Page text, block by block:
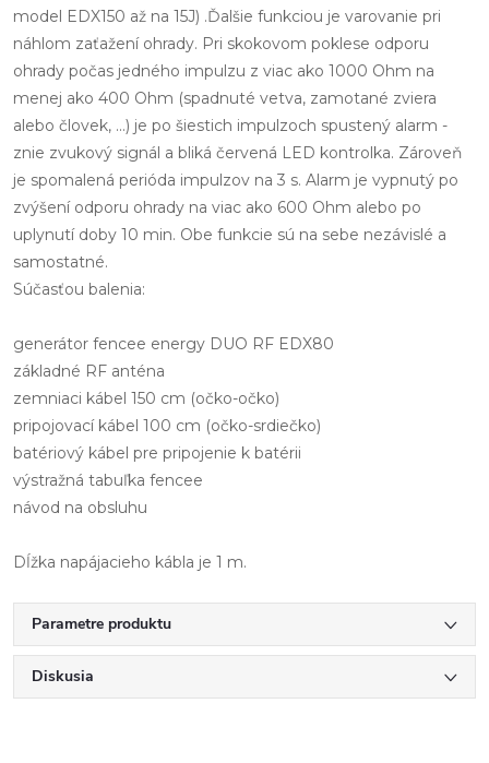
model EDX150 až na 15J) .Ďalšie funkciou je varovanie pri
náhlom zaťažení ohrady. Pri skokovom poklese odporu
ohrady počas jedného impulzu z viac ako 1000 Ohm na
menej ako 400 Ohm (spadnuté vetva, zamotané zviera
alebo človek, ...) je po šiestich impulzoch spustený alarm -
znie zvukový signál a bliká červená LED kontrolka. Zároveň
je spomalená perióda impulzov na 3 s. Alarm je vypnutý po
zvýšení odporu ohrady na viac ako 600 Ohm alebo po
uplynutí doby 10 min. Obe funkcie sú na sebe nezávislé a
samostatné.
Súčasťou balenia:
generátor fencee energy DUO RF EDX80
základné RF anténa
zemniaci kábel 150 cm (očko-očko)
pripojovací kábel 100 cm (očko-srdiečko)
batériový kábel pre pripojenie k batérii
výstražná tabuľka fencee
návod na obsluhu
Dĺžka napájacieho kábla je 1 m.
Parametre produktu
Diskusia